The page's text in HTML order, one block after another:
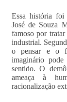
Essa história foi
José de Souza
famoso por tratar
industrial.
o pensar e o
imaginário
sentido. O
ameaça à
racionalização